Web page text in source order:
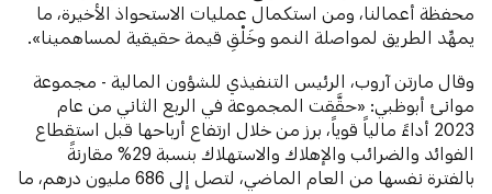
محفظة أعمالنا، ومن استكمال عمليات الاستحواذ الأخيرة، ما
يمهِّد الطريق لمواصلة النمو وخَلْقِ قيمة حقيقية لمساهمينا».
وقال مارتن آروب، الرئيس التنفيذي للشؤون المالية - مجموعة
موانئ أبوظبي: «حقَّقت المجموعة في الربع الثاني من عام
2023 أداءً مالياً قوياً، برز من خلال ارتفاع أرباحها قبل استقطاع
الفوائد والضرائب والإهلاك والاستهلاك بنسبة 29% مقارنةً
بالفترة نفسها من العام الماضي، لتصل إلى 686 مليون درهم، ما